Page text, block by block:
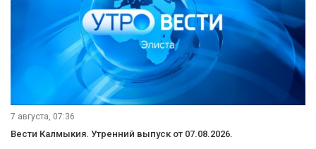
7 августа, 07:36
Вести Калмыкия. Утренний выпуск от 07.08.2026.